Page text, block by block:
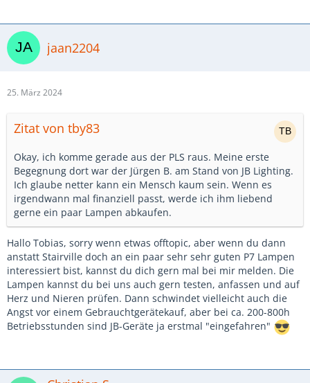
jaan2204
25. März 2024
Zitat von tby83
Okay, ich komme gerade aus der PLS raus. Meine erste
Begegnung dort war der Jürgen B. am Stand von JB Lighting.
Ich glaube netter kann ein Mensch kaum sein. Wenn es
irgendwann mal finanziell passt, werde ich ihm liebend
gerne ein paar Lampen abkaufen.
Hallo Tobias, sorry wenn etwas offtopic, aber wenn du dann
anstatt Stairville doch an ein paar sehr sehr guten P7 Lampen
interessiert bist, kannst du dich gern mal bei mir melden. Die
Lampen kannst du bei uns auch gern testen, anfassen und auf
Herz und Nieren prüfen. Dann schwindet vielleicht auch die
Angst vor einem Gebrauchtgerätekauf, aber bei ca. 200-800h
Betriebsstunden sind JB-Geräte ja erstmal "eingefahren"